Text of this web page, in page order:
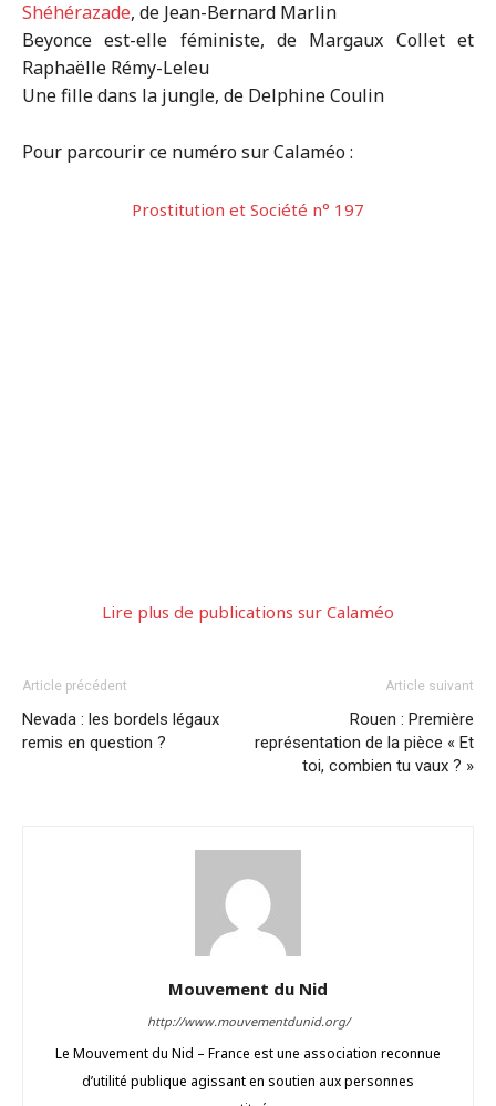
Shéhérazade, de Jean-Bernard Marlin
Beyonce est-elle féministe, de Margaux Collet et
Raphaëlle Rémy-Leleu
Une fille dans la jungle, de Delphine Coulin
Pour parcourir ce numéro sur Calaméo :
Prostitution et Société n° 197
Lire plus de publications sur Calaméo
Article précédent
Nevada : les bordels légaux
remis en question ?
Article suivant
Rouen : Première
représentation de la pièce « Et
toi, combien tu vaux ? »
Mouvement du Nid
http://www.mouvementdunid.org/
Le Mouvement du Nid – France est une association reconnue
d’utilité publique agissant en soutien aux personnes